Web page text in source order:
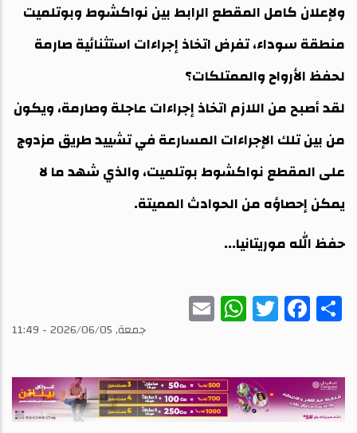
ولإعلان كامل المقطع الرابط بين نواكشوط وبوتلميت
منطقة سوداء، تفرض اتخاذ إجراءات استثنائية صارمة
لحفظ الأرواح والممتلكات؟
لقد أصبح من اللازم اتخاذ إجراءات عاجلة وصارمة، ويكون
من بين تلك الإجراءات المسارعة في تشييد طريق مزدوج
على المقطع نواكشوط بوتلميت، والذي شهد ما لا
يمكن إحصاؤه من الحوادث المميتة.
حفظ الله موريتانيا...
Share
Facebook
Twitter
WhatsAppجمعة, 2026/06/05 - 11:49